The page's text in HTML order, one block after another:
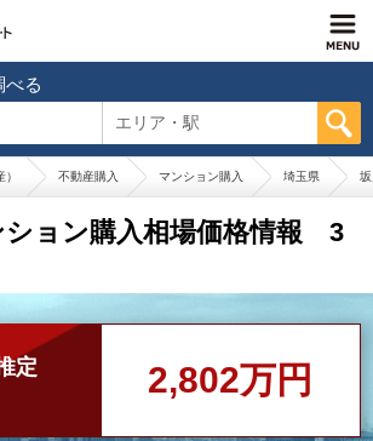
べる
エリア・駅
不動産購入 マンション購入 埼玉県
ション購入相場価格情報 3
定
2,802万円